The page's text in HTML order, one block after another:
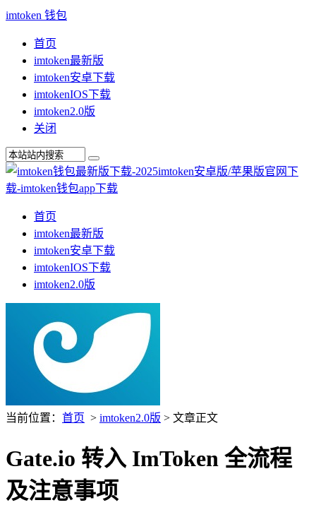
imtoken 钱包
首页
imtoken最新版
imtoken安卓下载
imtokenIOS下载
imtoken2.0版
关闭
首页
imtoken最新版
imtoken安卓下载
imtokenIOS下载
imtoken2.0版
当前位置： 首页 > imtoken2.0版 > 文章正文
Gate.io 转入 ImToken 全流程
及注意事项